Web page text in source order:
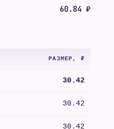
60.84 ₽
РАЗМЕР, ₽
30.42
30.42
30.42